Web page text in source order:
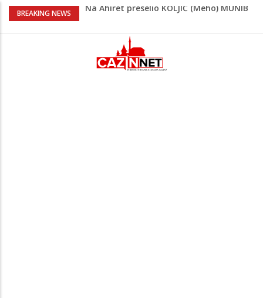
BREAKING NEWS
Na Ahiret preselio KOLJIĆ (Meho) MUNIB
godinu iz bolnice u Bihaću, otac:
"Preteško je, ali ne odustajemo"
Na mjestu gdje su nedavno poginula
dvojica mladića danas poginuo